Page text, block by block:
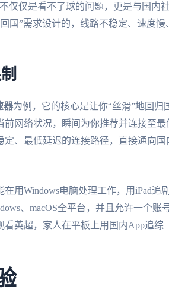
仅仅是看不了球的问题，更是与国内
国”需求设计的，线路不稳定、速度慢
器为例，它的核心是让你“丝滑”地回归
网络状况，瞬间为你推荐并连接至最
、最低延迟的连接路径，直接通向国
用Windows电脑处理工作，用iPad追剧
、macOS全平台，并且允许一个账
英超，家人在平板上用国内App追综